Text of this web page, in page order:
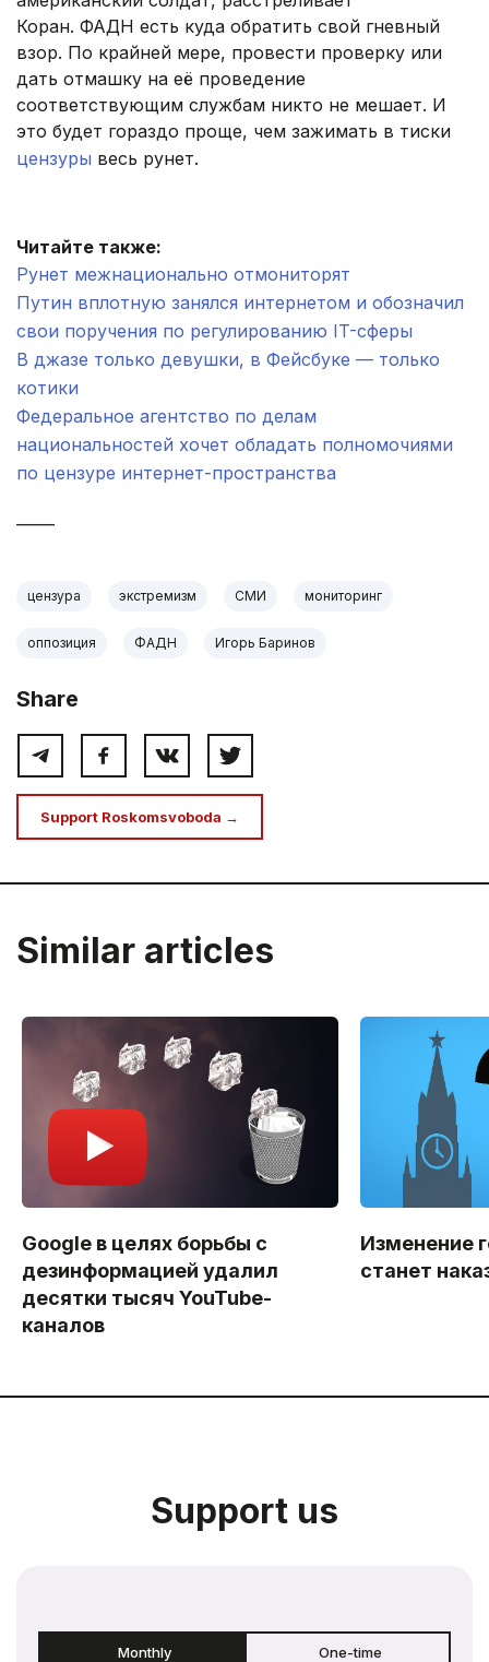
Коран. ФАДН есть куда обратить свой гневный
взор. По крайней мере, провести проверку или
дать отмашку на её проведение
соответствующим службам никто не мешает. И
это будет гораздо проще, чем зажимать в тиски
цензуры весь рунет.
Читайте также:
Рунет межнационально отмониторят
Путин вплотную занялся интернетом и обозначил
свои поручения по регулированию IT-сферы
В джазе только девушки, в Фейсбуке — только
котики
Федеральное агентство по делам
национальностей хочет обладать полномочиями
по цензуре интернет-пространства
цензура экстремизм СМИ мониторинг
оппозиция ФАДН Игорь Баринов
Share
Support Roskomsvoboda →
Similar articles
Google в целях борьбы с
дезинформацией удалил
десятки тысяч YouTube-
каналов
Изменение
станет
Support us
Monthly One-time